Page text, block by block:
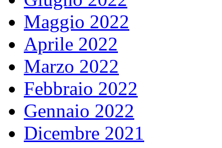
Maggio 2022
Aprile 2022
Marzo 2022
Febbraio 2022
Gennaio 2022
Dicembre 2021